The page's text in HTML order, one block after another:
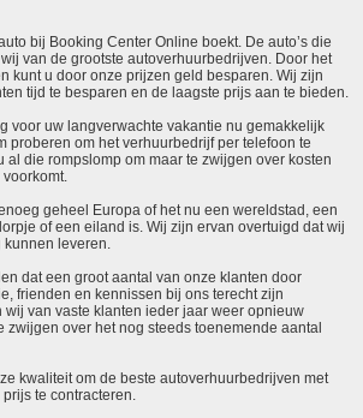
bij Booking Center Online boekt. De auto’s die
van de grootste autoverhuurbedrijven. Door het
kunt u door onze prijzen geld besparen. Wij zijn
tijd te besparen en de laagste prijs aan te bieden.
voor uw langverwachte vakantie nu gemakkelijk
proberen om het verhuurbedrijf per telefoon te
al die rompslomp om maar te zwijgen over kosten
geheel Europa of het nu een wereldstad, een
of een eiland is. Wij zijn ervan overtuigd dat wij
kunnen leveren.
dat een groot aantal van onze klanten door
frienden en kennissen bij ons terecht zijn
wij van vaste klanten ieder jaar weer opnieuw
zwijgen over het nog steeds toenemende aantal
kwaliteit om de beste autoverhuurbedrijven met
te contracteren.